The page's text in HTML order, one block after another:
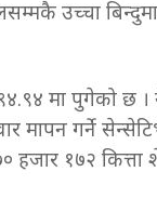
उच्चा
मा पुगेको छ
मापन गर्ने
१७२ कित्ता